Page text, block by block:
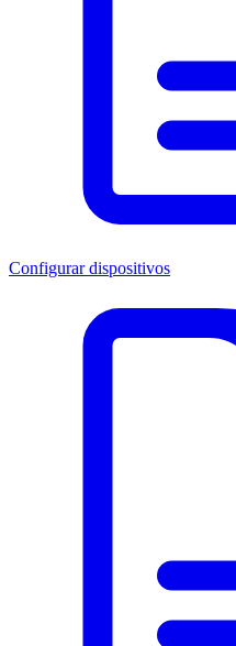
Configurar dispositivos